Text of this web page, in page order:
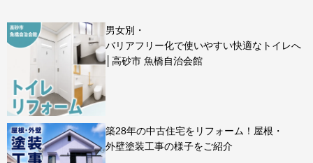
男女別・
バリアフリー化で使いやすい快適なトイレへ
│高砂市 魚橋自治会館
築28年の中古住宅をリフォーム！屋根・
外壁塗装工事の様子をご紹介